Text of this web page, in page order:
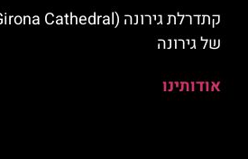
של גירונה
אודותינו